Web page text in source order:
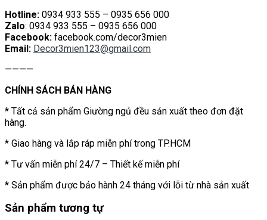
Hotline: 0934 933 555 – 0935 656 000
Zalo: 0934 933 555 – 0935 656 000
Facebook: facebook.com/decor3mien
Email: Decor3mien123@gmail.com
————
CHÍNH SÁCH BÁN HÀNG
* Tất cả sản phẩm Giường ngủ đều sản xuất theo đơn đặt
hàng.
* Giao hàng và lắp ráp miễn phí trong TP.HCM
* Tư vấn miễn phí 24/7 – Thiết kế miễn phí
* Sản phẩm được bảo hành 24 tháng với lỗi từ nhà sản xuất
Sản phẩm tương tự